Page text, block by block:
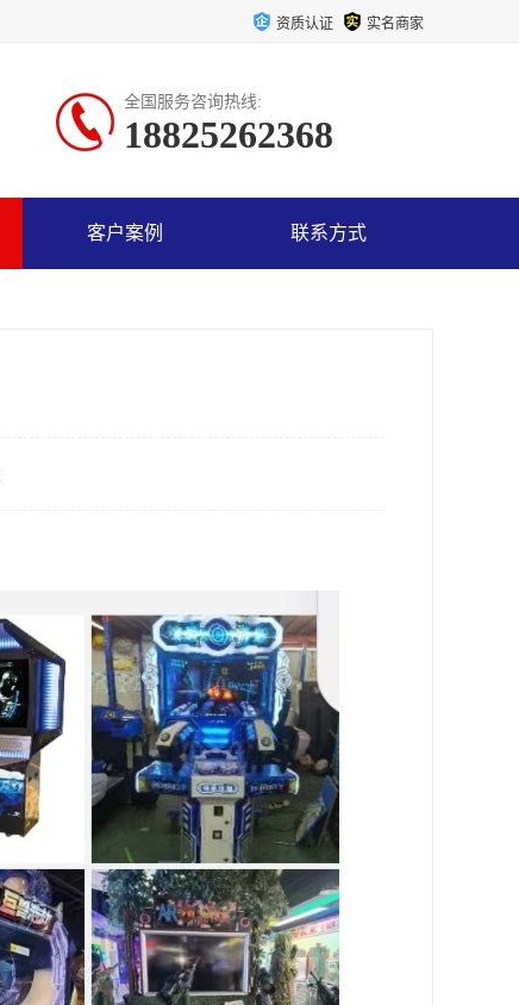
资质认证 实名商家
全国服务咨询热线:
18825262368
客户案例 联系方式